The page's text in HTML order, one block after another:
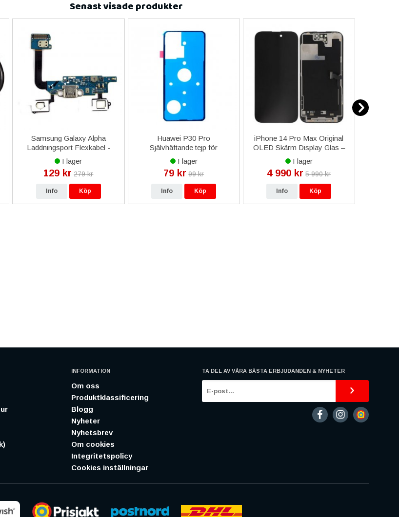
Senast visade produkter
Samsung Galaxy Alpha
Laddningsport Flexkabel -
(SM-G850F)
I lager
129 kr 279 kr
Info Köp
Huawei P30 Pro
Självhäftande tejp för
Baksida/Batterilucka
I lager
79 kr 99 kr
Info Köp
iPhone 14 Pro Max Original
OLED Skärm Display Glas –
Svart
I lager
4 990 kr 5 990 kr
Info Köp
INFORMATION
Om oss
Produktklassificering
Blogg
Nyheter
Nyhetsbrev
Om cookies
Integritetspolicy
Cookies inställningar
TA DEL AV VÅRA BÄSTA ERBJUDANDEN & NYHETER